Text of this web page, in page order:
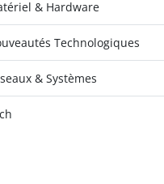
& Hardware
Technologiques
& Systèmes